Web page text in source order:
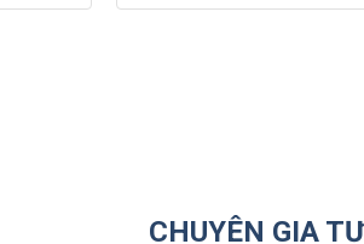
CHUYÊN GIA